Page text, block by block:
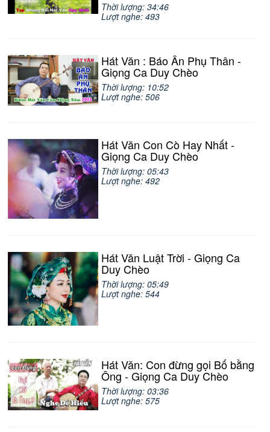
Thời lượng: 34:46
Lượt nghe: 493
Hát Văn : Báo Ân Phụ Thân -
Giọng Ca Duy Chèo
Thời lượng: 10:52
Lượt nghe: 506
Hát Văn Con Cò Hay Nhất -
Giọng Ca Duy Chèo
Thời lượng: 05:43
Lượt nghe: 492
Hát Văn Luật Trời - Giọng Ca
Duy Chèo
Thời lượng: 05:49
Lượt nghe: 544
Hát Văn: Con đừng gọi Bố bằng
Ông - Giọng Ca Duy Chèo
Thời lượng: 03:36
Lượt nghe: 575